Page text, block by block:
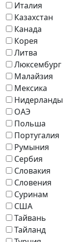
Италия
Казахстан
Канада
Корея
Литва
Люксембург
Малайзия
Мексика
Нидерланды
ОАЭ
Польша
Португалия
Румыния
Сербия
Словакия
Словения
Суринам
США
Тайвань
Тайланд